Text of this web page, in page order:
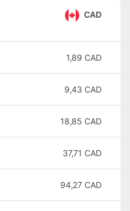
CAD
1,89 CAD
9,43 CAD
18,85 CAD
37,71 CAD
94,27 CAD